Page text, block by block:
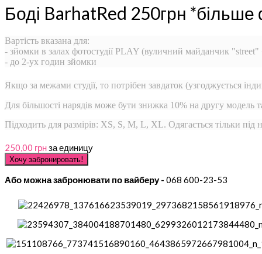
Боді BarhatRed 250грн
Вартість вказана для:
- зйомки в залах фотостудії PLAY (вуличний майданчик "street"
- до 2-ух годин зйомки
Якщо за межами студії, то потрібен завдаток (узгоджується
Для більшості нарядів може бути знижка 10% на другу
Підходить для размірів: XS, S, M, L, XL. Одягається тільки
250,00 грнза единицу
Або можна забронювати по вайберу - 068 600-23-53